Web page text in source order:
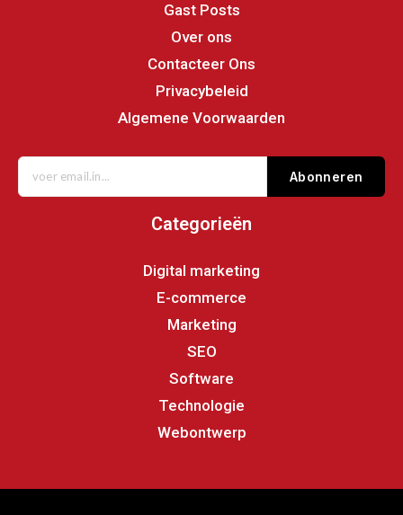
Gast Posts
Over ons
Contacteer Ons
Privacybeleid
Algemene Voorwaarden
Abonneren
Categorieën
Digital marketing
E-commerce
Marketing
SEO
Software
Technologie
Webontwerp